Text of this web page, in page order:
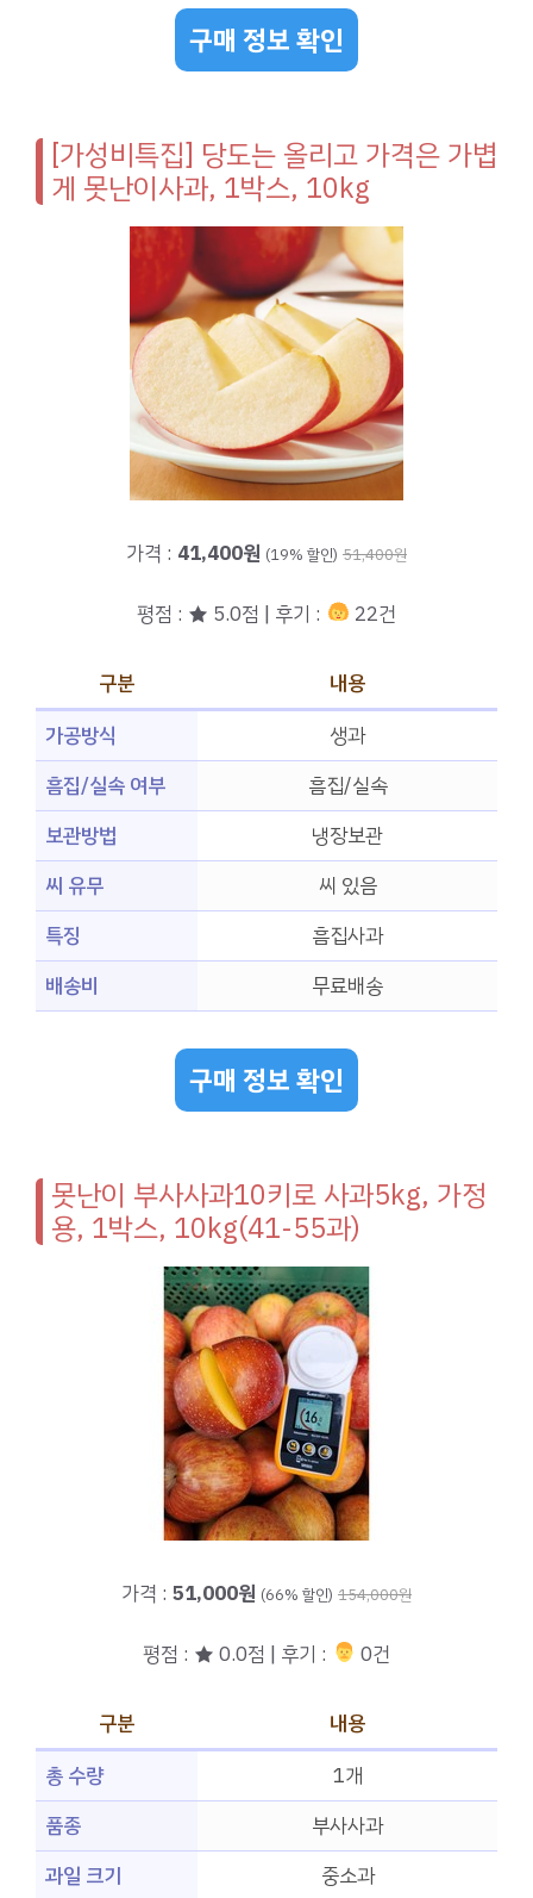
구매 정보 확인
[가성비특집] 당도는 올리고 가격은 가볍
게 못난이사과, 1박스, 10kg
가격 : 41,400원 (19% 할인) 51,400원
평점 : ★ 5.0점 | 후기 : 22건
구분
내용
가공방식
생과
흠집/실속 여부
흠집/실속
보관방법
냉장보관
씨 유무
씨 있음
특징
흠집사과
배송비
무료배송
구매 정보 확인
못난이 부사사과10키로 사과5kg, 가정
용, 1박스, 10kg(41-55과)
가격 : 51,000원 (66% 할인) 154,000원
평점 : ★ 0.0점 | 후기 : ‍‍ 0건
구분
내용
총 수량
1개
품종
부사사과
과일 크기
중소과